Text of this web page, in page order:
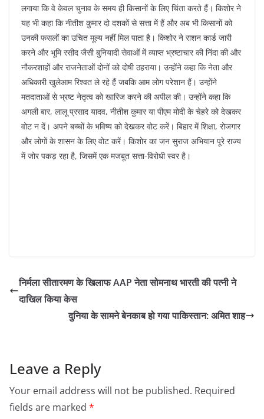
लगाया कि वे केवल चुनाव के समय ही किसानों के लिए चिंता करते हैं। किशोर ने
यह भी कहा कि नीतीश कुमार दो दशकों से सत्ता में हैं और अब भी किसानों को
उनकी फसलों का उचित मूल्य नहीं मिल पाता है। किशोर ने राशन कार्ड जारी
करने और भूमि रसीद जैसी बुनियादी सेवाओं में व्याप्त भ्रष्टाचार की निंदा की और
नौकरशाहों और राजनेताओं दोनों को दोषी ठहराया। उन्होंने कहा कि नेता और
अधिकारी खुलेआम रिश्वत ले रहे हैं जबकि आम लोग परेशान हैं। उन्होंने
मतदाताओं से भ्रष्ट नेतृत्व को खारिज करने की अपील की। उन्होंने कहा कि
अगली बार, लालू प्रसाद यादव, नीतीश कुमार या पीएम मोदी के चेहरे को देखकर
वोट न दें। अपने बच्चों के भविष्य को देखकर वोट करें। बिहार में शिक्षा, रोजगार
और लोगों के शासन के लिए वोट करें। किशोर का जन सुराज अभियान पूरे राज्य
में जोर पकड़ रहा है, जिसमें एक मजबूत सत्ता-विरोधी स्वर है।
निर्मला सीतारमण के खिलाफ AAP नेता सोमनाथ भारती की पत्नी ने
दाखिल किया केस
दुनिया के सामने बेनकाब हो गया पाकिस्तान: अमित शाह
Leave a Reply
Your email address will not be published. Required
fields are marked *